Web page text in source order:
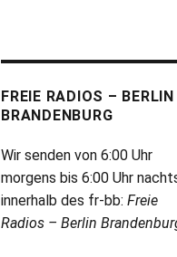
FREIE RADIOS – BERLIN
BRANDENBURG
Wir senden von 6:00 Uhr
morgens bis 6:00 Uhr
innerhalb des fr-bb: Freie
Radios – Berlin